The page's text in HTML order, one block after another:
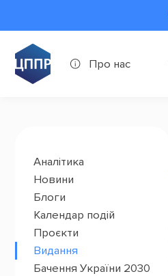
Про нас
Аналітика
Новини
Блоги
Календар подій
Проєкти
Видання
Бачення України 2030